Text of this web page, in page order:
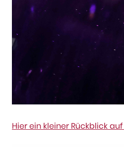
Hier ein kleiner Rückblick